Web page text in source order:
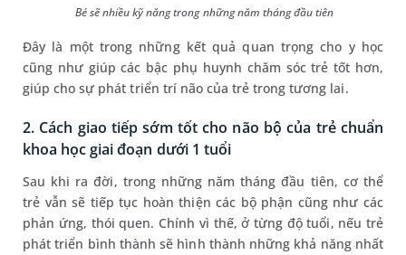
Bé sẽ nhiều kỹ năng trong những năm tháng đầu tiên
Đây là một trong những kết quả quan trọng cho y học
cũng như giúp các bậc phụ huynh chăm sóc trẻ tốt hơn,
giúp cho sự phát triển trí não của trẻ trong tương lai.
2. Cách giao tiếp sớm tốt cho não bộ của trẻ chuẩn
khoa học giai đoạn dưới 1 tuổi
Sau khi ra đời, trong những năm tháng đầu tiên, cơ thể
trẻ vẫn sẽ tiếp tục hoàn thiện các bộ phận cũng như các
phản ứng, thói quen. Chính vì thế, ở từng độ tuổi, nếu trẻ
phát triển bình thành sẽ hình thành những khả năng nhất